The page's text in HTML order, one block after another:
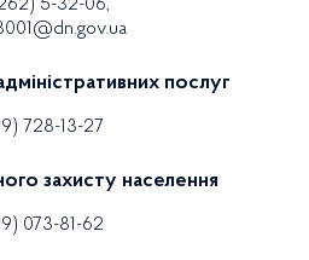
5-32-06,
послуг
728-13-27
захисту населення
073-81-62